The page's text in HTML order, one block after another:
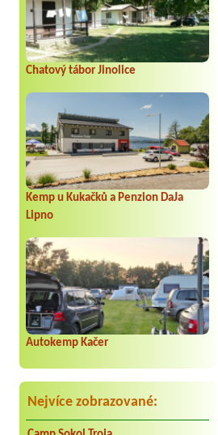
Chatový tábor Jinolice
Kemp u Kukačků a Penzion DaJa
Lipno
Autokemp Kačer
Nejvíce zobrazované: